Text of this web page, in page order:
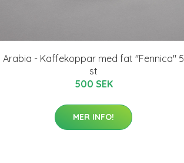
Arabia - Kaffekoppar med fat "Fennica" 5
st
500 SEK
MER INFO!